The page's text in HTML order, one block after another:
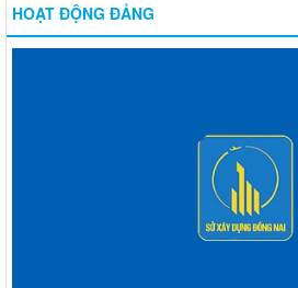
HOẠT ĐỘNG ĐẢNG